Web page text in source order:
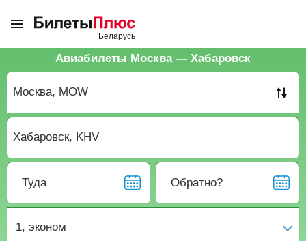
Авиабилеты Москва — Хабаровск
Туда Обратно?
1, эконом